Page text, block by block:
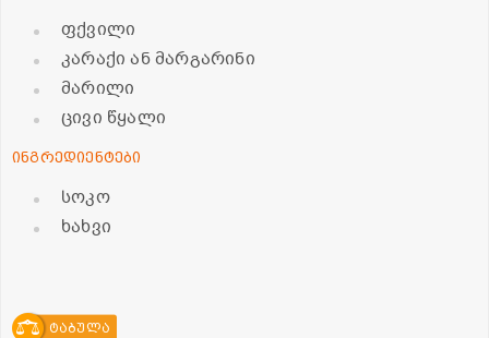
ფქვილი
კარაქი ან მარგარინი
მარილი
ცივი წყალი
ინგრედიენტები
სოკო
ხახვი
ტაბულა